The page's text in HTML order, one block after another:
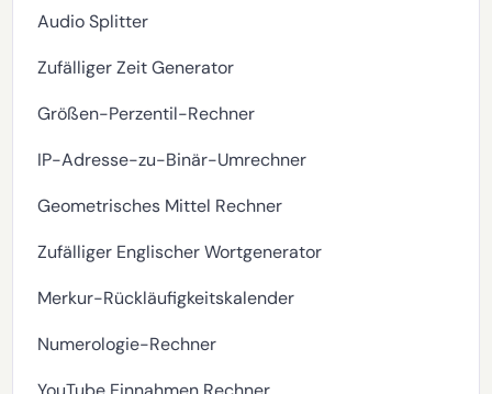
Audio Splitter
Zufälliger Zeit Generator
Größen-Perzentil-Rechner
IP-Adresse-zu-Binär-Umrechner
Geometrisches Mittel Rechner
Zufälliger Englischer Wortgenerator
Merkur-Rückläufigkeitskalender
Numerologie-Rechner